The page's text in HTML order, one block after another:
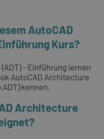
AutoCAD
Kurs?
- Einführung lernen
AutoCAD Architecture
kennen.
Architecture